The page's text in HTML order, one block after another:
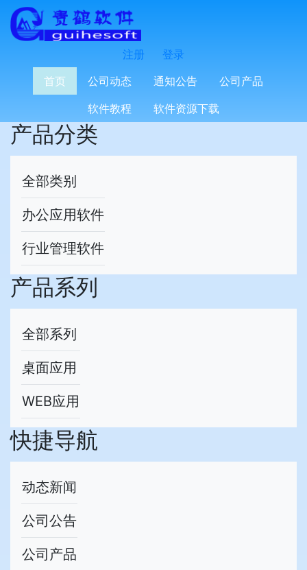
注册
登录
首页
公司动态 通知公告
公司产品
软件教程
软件资源下载
搜索产品： 搜索
产品分类
全部类别
办公应用软件
行业管理软件
产品系列
全部系列
桌面应用
WEB应用
快捷导航
动态新闻
公司公告
公司产品